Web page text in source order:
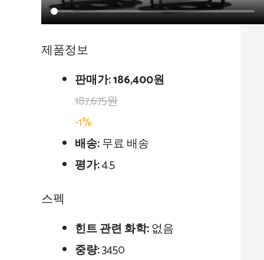
제품정보
판매가:186,400원
187,675원
-1%
배송:무료 배송
평가:4.5
스펙
힌트 관련 화학:없음
중량:3450